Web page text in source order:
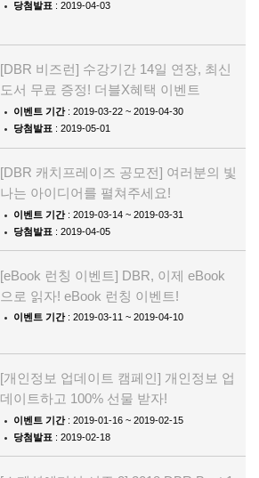
당첨발표 : 2019-04-03
[DBR 비즈런] 수강기간 14일 연장, 최신
도서 무료 증정! 더블X혜택 이벤트
이벤트 기간: 2019-03-22 ~ 2019-04-30
당첨발표 : 2019-05-01
[DBR 캐치프레이즈 공모전] 여러분의 빛
나는 아이디어를 펼쳐주세요!
이벤트 기간: 2019-03-14 ~ 2019-03-31
당첨발표 : 2019-04-05
[eBook 런칭 이벤트] DBR, 이제 eBook
으로 읽자! eBook 런칭 이벤트!
이벤트 기간: 2019-03-11 ~ 2019-04-10
[개인정보 업데이트 캠페인] 개인정보 업
데이트하고 100% 선물 받자!
이벤트 기간: 2019-01-16 ~ 2019-02-15
당첨발표 : 2019-02-18